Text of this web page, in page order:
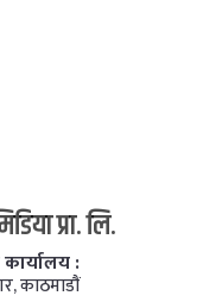
प्रा. लि.
कार्यालय :
काठमाडाैं